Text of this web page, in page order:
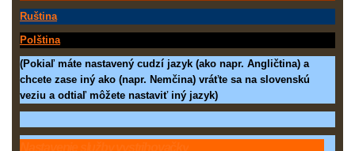
Ruština
Polština
(Pokiaľ máte nastavený cudzí jazyk (ako napr. Angličtina) a
chcete zase iný ako (napr. Nemčina) vráťte sa na slovenskú
veziu a odtiaľ môžete nastaviť iný jazyk)